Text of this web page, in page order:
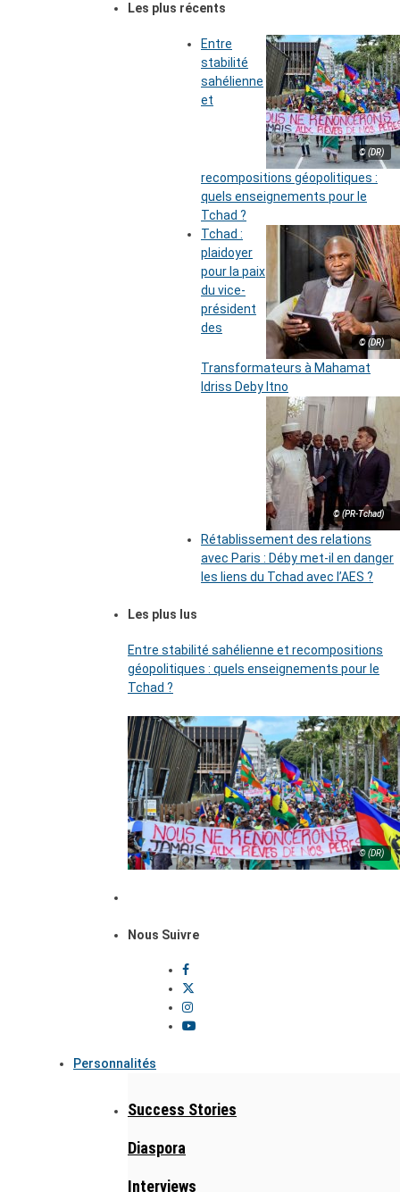
Les plus récents
© (DR)
Entre
stabilité
sahélienne
et
recompositions géopolitiques :
quels enseignements pour le
Tchad ?
© (DR)
Tchad :
plaidoyer
pour la paix
du vice-
président
des
Transformateurs à Mahamat
Idriss Deby Itno
© (PR-Tchad)
Rétablissement des relations
avec Paris : Déby met-il en danger
les liens du Tchad avec l’AES ?
Les plus lus
Entre stabilité sahélienne et recompositions
géopolitiques : quels enseignements pour le
Tchad ?
© (DR)
Nous Suivre
Personnalités
Success Stories
Diaspora
Interviews